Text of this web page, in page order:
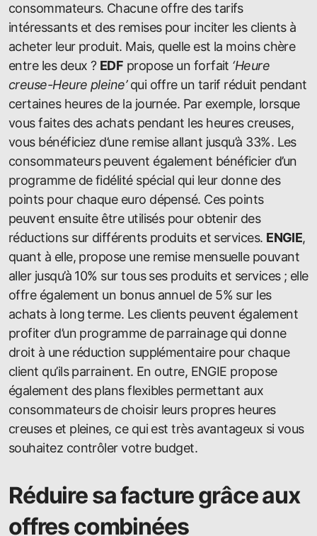
consommateurs. Chacune offre des tarifs
intéressants et des remises pour inciter les clients à
acheter leur produit. Mais, quelle est la moins chère
entre les deux ? EDF propose un forfait ‘Heure
creuse-Heure pleine’qui offre un tarif réduit pendant
certaines heures de la journée. Par exemple, lorsque
vous faites des achats pendant les heures creuses,
vous bénéficiez d’une remise allant jusqu’à 33%. Les
consommateurs peuvent également bénéficier d’un
programme de fidélité spécial qui leur donne des
points pour chaque euro dépensé. Ces points
peuvent ensuite être utilisés pour obtenir des
réductions sur différents produits et services. ENGIE,
quant à elle, propose une remise mensuelle pouvant
aller jusqu’à 10% sur tous ses produits et services ; elle
offre également un bonus annuel de 5% sur les
achats à long terme. Les clients peuvent également
profiter d’un programme de parrainage qui donne
droit à une réduction supplémentaire pour chaque
client qu’ils parrainent. En outre, ENGIE propose
également des plans flexibles permettant aux
consommateurs de choisir leurs propres heures
creuses et pleines, ce qui est très avantageux si vous
souhaitez contrôler votre budget.
Réduire sa facture grâce aux
offres combinées